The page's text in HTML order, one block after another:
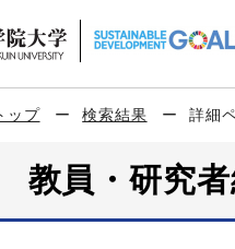
ップ 検索結果 詳細
教員・研究